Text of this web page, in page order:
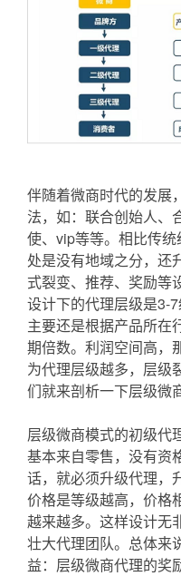
伴随着微商时代的发展
法，如：联合创始人、
使、vip等等。相比传
处是没有地域之分，还
式裂变、推荐、奖励等
设计下的代理层级是3-
主要还是根据产品所在
期倍数。利润空间高，
为代理层级越多，层级
们就来剖析一下层级微
层级微商模式的初级代
基本来自零售，没有资
话，就必须升级代理，
价格是等级越高，价格
越来越多。这样设计无
壮大代理团队。总体来
益：层级微商代理的奖